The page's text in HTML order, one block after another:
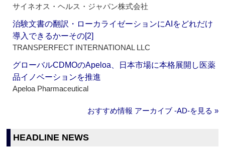
サイネオス・ヘルス・ジャパン株式会社
治験文書の翻訳・ローカライゼーションにAIをどれだけ
導入できるかーその[2]
TRANSPERFECT INTERNATIONAL LLC
グローバルCDMOのApeloa、日本市場に本格展開し医薬
品イノベーションを推進
Apeloa Pharmaceutical
おすすめ情報 アーカイブ ‐AD‐を見る »
HEADLINE NEWS